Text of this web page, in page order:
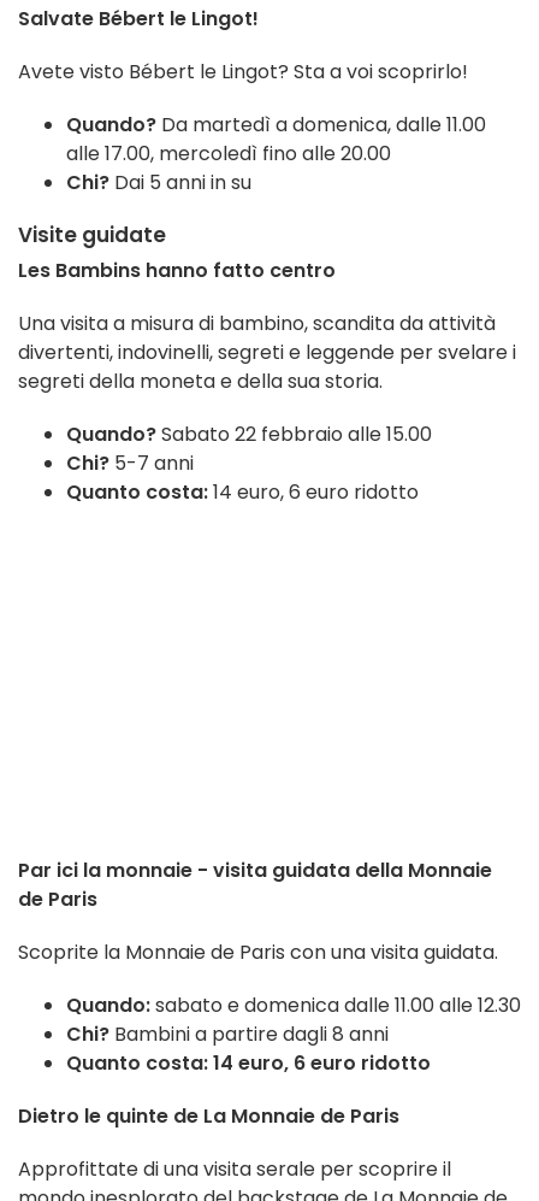
Salvate Bébert le Lingot!
Avete visto Bébert le Lingot? Sta a voi scoprirlo!
Quando? Da martedì a domenica, dalle 11.00
alle 17.00, mercoledì fino alle 20.00
Chi? Dai 5 anni in su
Visite guidate
Les Bambins hanno fatto centro
Una visita a misura di bambino, scandita da attività
divertenti, indovinelli, segreti e leggende per svelare i
segreti della moneta e della sua storia.
Quando?Sabato 22 febbraio alle 15.00
Chi? 5-7 anni
Quanto costa:14 euro, 6 euro ridotto
Par ici la monnaie - visita guidata della Monnaie
de Paris
Scoprite la Monnaie de Paris con una visita guidata.
Quando:sabato e domenica dalle 11.00 alle 12.30
Chi? Bambini a partire dagli 8 anni
Quanto costa: 14 euro, 6 euro ridotto
Dietro le quinte de La Monnaie de Paris
Approfittate di una visita serale per scoprire il